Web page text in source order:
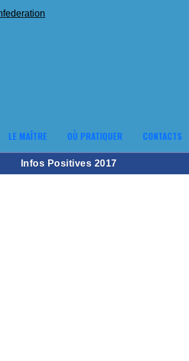
LE MAÎTRE OÙ PRATIQUER CONTACTS
Infos Positives 2017